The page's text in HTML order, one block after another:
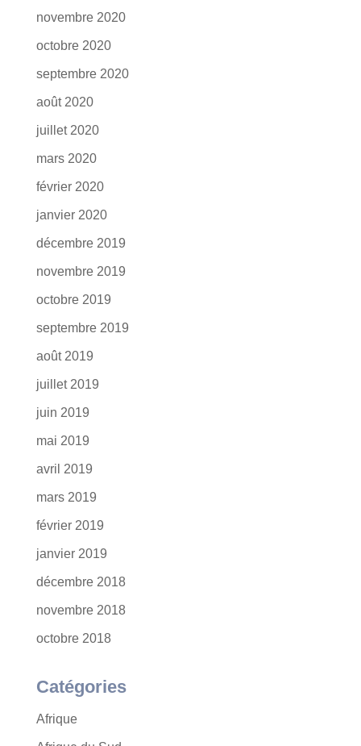
novembre 2020
octobre 2020
septembre 2020
août 2020
juillet 2020
mars 2020
février 2020
janvier 2020
décembre 2019
novembre 2019
octobre 2019
septembre 2019
août 2019
juillet 2019
juin 2019
mai 2019
avril 2019
mars 2019
février 2019
janvier 2019
décembre 2018
novembre 2018
octobre 2018
Catégories
Afrique